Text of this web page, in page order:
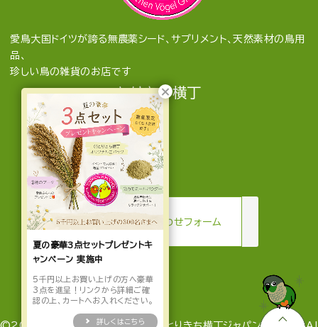
愛鳥大国ドイツが誇る無農薬シード、サプリメント、天然素材の鳥用
品、
珍しい鳥の雑貨のお店です
とりきち横丁
mail お問い合わせフォーム
夏の豪華3点セットプレゼントキ
ャンペーン 実施中
5千円以上お買い上げの方へ豪華
3点を進呈！リンクから詳細ご確
認の上、カートへお入れください。
詳しくはこちら